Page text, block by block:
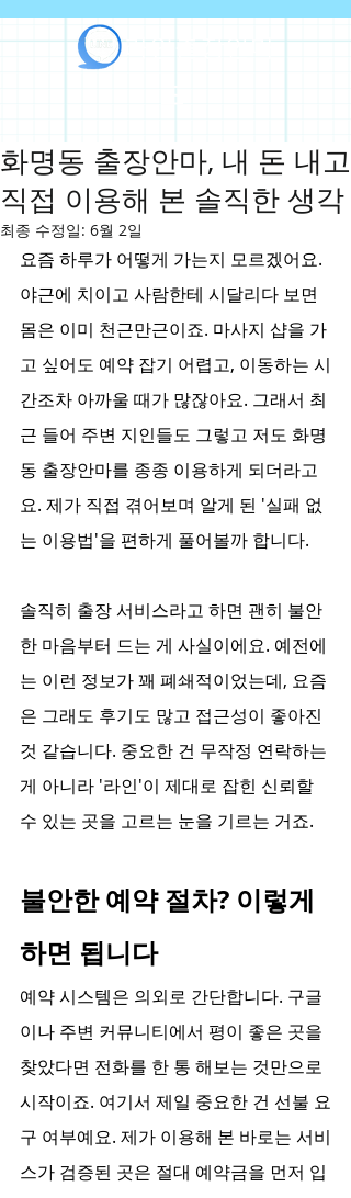
라인출장안마
화명동 출장안마, 내 돈 내고
직접 이용해 본 솔직한 생각
최종 수정일: 6월 2일
요즘 하루가 어떻게 가는지 모르겠어요.
야근에 치이고 사람한테 시달리다 보면
몸은 이미 천근만근이죠. 마사지 샵을 가
고 싶어도 예약 잡기 어렵고, 이동하는 시
간조차 아까울 때가 많잖아요. 그래서 최
근 들어 주변 지인들도 그렇고 저도 화명
동 출장안마를 종종 이용하게 되더라고
요. 제가 직접 겪어보며 알게 된 '실패 없
는 이용법'을 편하게 풀어볼까 합니다.
솔직히 출장 서비스라고 하면 괜히 불안
한 마음부터 드는 게 사실이에요. 예전에
는 이런 정보가 꽤 폐쇄적이었는데, 요즘
은 그래도 후기도 많고 접근성이 좋아진
것 같습니다. 중요한 건 무작정 연락하는
게 아니라 '라인'이 제대로 잡힌 신뢰할
수 있는 곳을 고르는 눈을 기르는 거죠.
불안한 예약 절차? 이렇게
하면 됩니다
예약 시스템은 의외로 간단합니다. 구글
이나 주변 커뮤니티에서 평이 좋은 곳을
찾았다면 전화를 한 통 해보는 것만으로
시작이죠. 여기서 제일 중요한 건 선불 요
구 여부예요. 제가 이용해 본 바로는 서비
스가 검증된 곳은 절대 예약금을 먼저 입